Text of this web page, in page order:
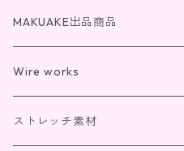
チェーン(K18)
チェーン(K10)
リング
MAKUAKE出品商品
光の桜
リング
光のクローバー
Wire works
リング
ストレッチ素材